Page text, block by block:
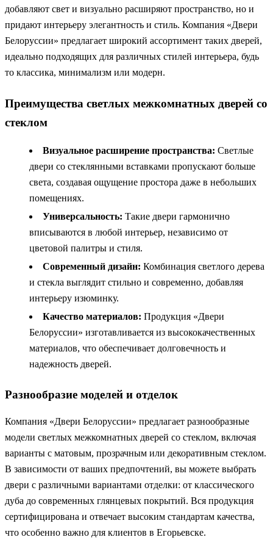
добавляют свет и визуально расширяют пространство, но и
придают интерьеру элегантность и стиль. Компания «Двери
Белоруссии» предлагает широкий ассортимент таких дверей,
идеально подходящих для различных стилей интерьера, будь
то классика, минимализм или модерн.
Преимущества светлых межкомнатных дверей со
стеклом
Визуальное расширение пространства: Светлые
двери со стеклянными вставками пропускают больше
света, создавая ощущение простора даже в небольших
помещениях.
Универсальность: Такие двери гармонично
вписываются в любой интерьер, независимо от
цветовой палитры и стиля.
Современный дизайн: Комбинация светлого дерева
и стекла выглядит стильно и современно, добавляя
интерьеру изюминку.
Качество материалов: Продукция «Двери
Белоруссии» изготавливается из высококачественных
материалов, что обеспечивает долговечность и
надежность дверей.
Разнообразие моделей и отделок
Компания «Двери Белоруссии» предлагает разнообразные
модели светлых межкомнатных дверей со стеклом, включая
варианты с матовым, прозрачным или декоративным стеклом.
В зависимости от ваших предпочтений, вы можете выбрать
двери с различными вариантами отделки: от классического
дуба до современных глянцевых покрытий. Вся продукция
сертифицирована и отвечает высоким стандартам качества,
что особенно важно для клиентов в Егорьевске.